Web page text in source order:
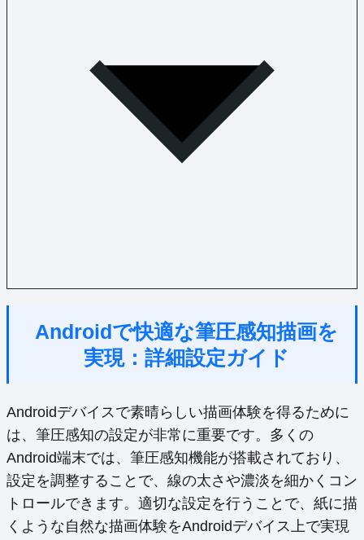
Androidで快適な筆圧感知描画を
実現：詳細設定ガイド
Androidデバイスで素晴らしい描画体験を得るために
は、筆圧感知の設定が非常に重要です。多くの
Android端末では、筆圧感知機能が搭載されており、
設定を調整することで、線の太さや濃淡を細かくコン
トロールできます。適切な設定を行うことで、紙に描
くような自然な描画体験をAndroidデバイス上で実現